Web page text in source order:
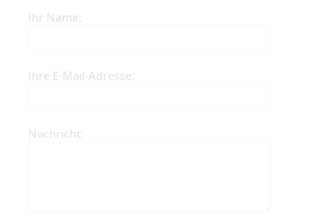
Ihr Name:
Ihre E-Mail-Adresse:
Nachricht: